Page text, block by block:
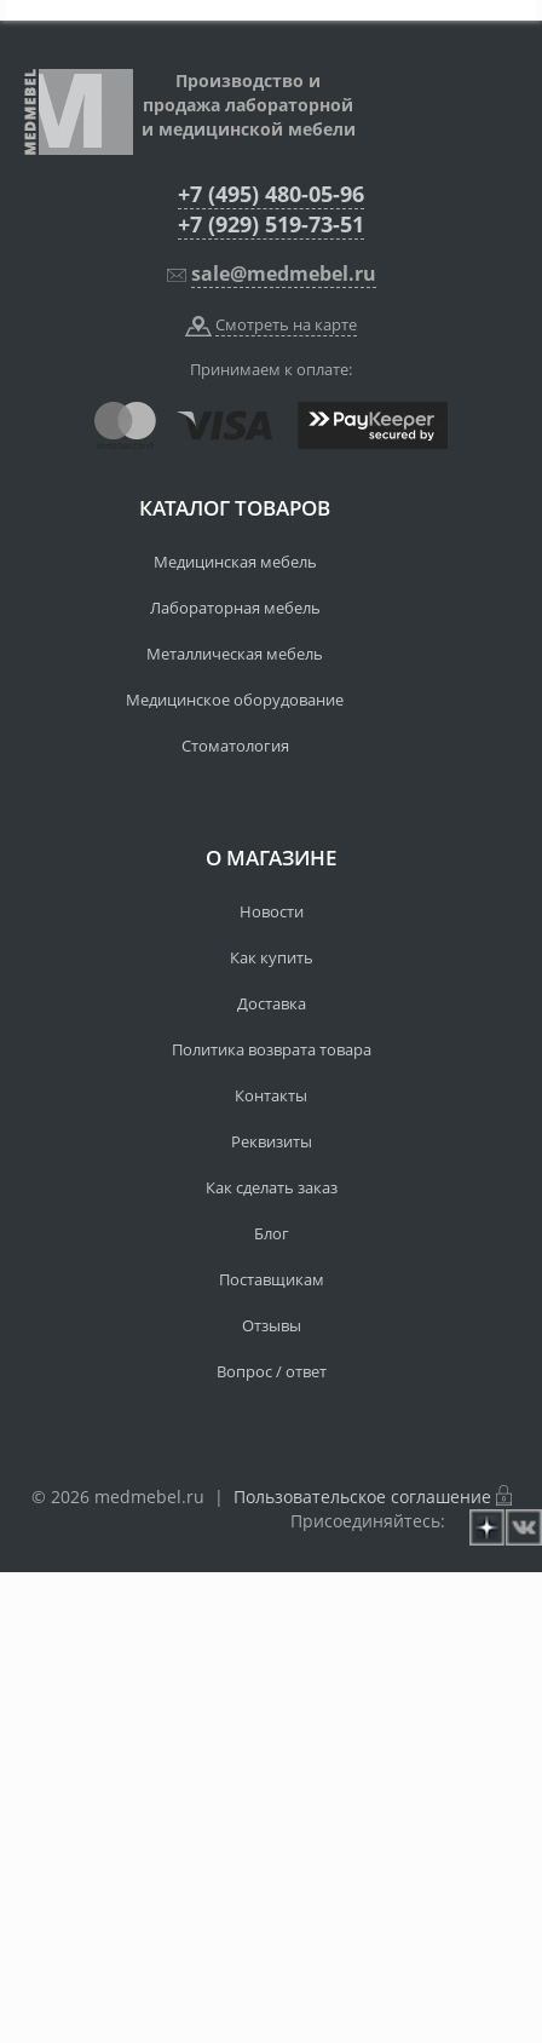
Производство и
продажа лабораторной
и медицинской мебели
+7 (495) 480-05-96
+7 (929) 519-73-51
sale@medmebel.ru
Смотреть на карте
Принимаем к оплате:
КАТАЛОГ ТОВАРОВ
Медицинская мебель
Лабораторная мебель
Металлическая мебель
Медицинское оборудование
Стоматология
О МАГАЗИНЕ
Новости
Как купить
Доставка
Политика возврата товара
Контакты
Реквизиты
Как сделать заказ
Блог
Поставщикам
Отзывы
Вопрос / ответ
© 2026 medmebel.ru | Пользовательское соглашение
Присоединяйтесь: